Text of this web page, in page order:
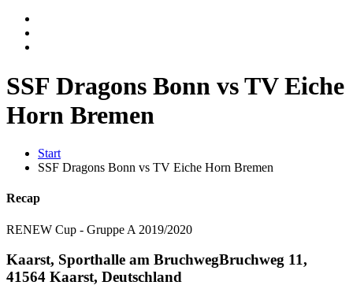
SSF Dragons Bonn vs TV Eiche
Horn Bremen
Start
SSF Dragons Bonn vs TV Eiche Horn Bremen
Recap
RENEW Cup - Gruppe A 2019/2020
Kaarst, Sporthalle am BruchwegBruchweg 11,
41564 Kaarst, Deutschland